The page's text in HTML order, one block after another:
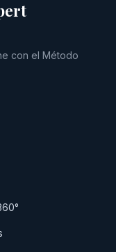
con el Método